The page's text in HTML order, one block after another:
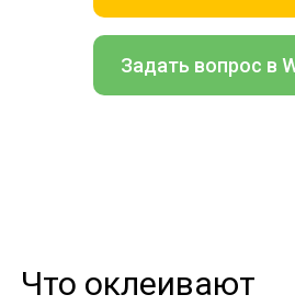
Задать вопрос в
Что оклеивают